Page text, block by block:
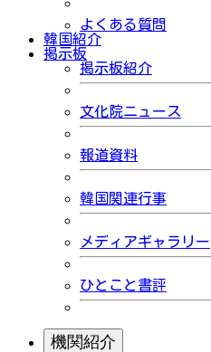
よくある質問
韓国紹介
掲示板
掲示板紹介
文化院ニュース
報道資料
韓国関連行事
メディアギャラリー
ひとこと書評
機関紹介